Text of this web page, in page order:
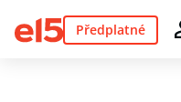
Předplatné